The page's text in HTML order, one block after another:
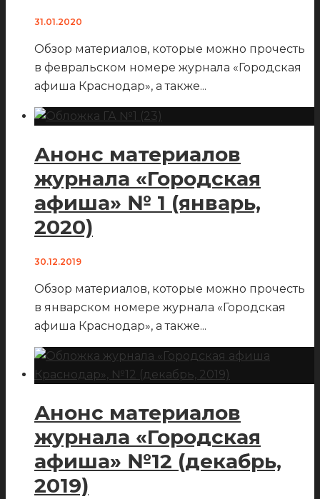
31.01.2020
Обзор материалов, которые можно прочесть
в февральском номере журнала «Городская
афиша Краснодар», а также...
Анонс материалов
журнала «Городская
афиша» № 1 (январь,
2020)
30.12.2019
Обзор материалов, которые можно прочесть
в январском номере журнала «Городская
афиша Краснодар», а также...
Анонс материалов
журнала «Городская
афиша» №12 (декабрь,
2019)